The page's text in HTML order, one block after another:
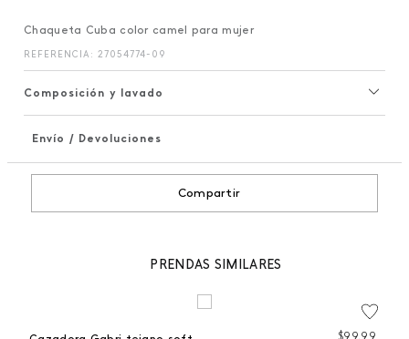
Chaqueta Cuba color camel para mujer
REFERENCIA : 27054774-09
Composición y lavado
Envío / Devoluciones
Compartir
PRENDAS SIMILARES
$99,99